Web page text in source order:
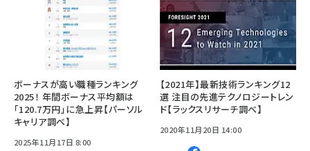
ボーナスが高い職種ランキング
2025！ 年間ボーナス平均額は
「120.7万円」に急上昇【パーソル
キャリア調べ】
2025年11月17日 8:00
【2021年】最新技術ランキング12
選 注目の先進テクノロジートレン
ド【ラックスリサーチ調べ】
2020年11月20日 14:00